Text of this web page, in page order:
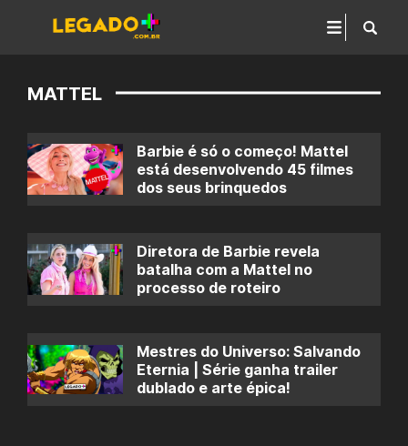
MATTEL
Barbie é só o começo! Mattel
está desenvolvendo 45 filmes
dos seus brinquedos
Diretora de Barbie revela
batalha com a Mattel no
processo de roteiro
Mestres do Universo: Salvando
Eternia | Série ganha trailer
dublado e arte épica!